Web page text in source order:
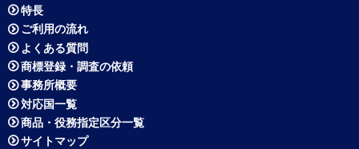
特長
ご利用の流れ
よくある質問
商標登録・調査の依頼
事務所概要
対応国一覧
商品・役務指定区分一覧
サイトマップ